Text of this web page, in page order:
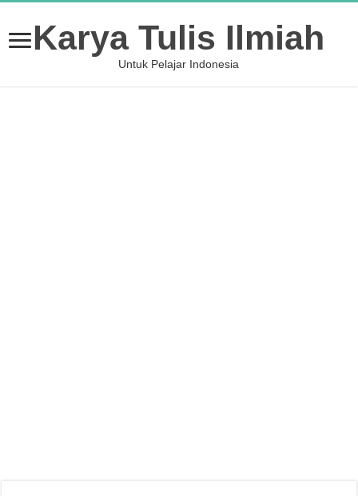
Karya Tulis Ilmiah
Untuk Pelajar Indonesia